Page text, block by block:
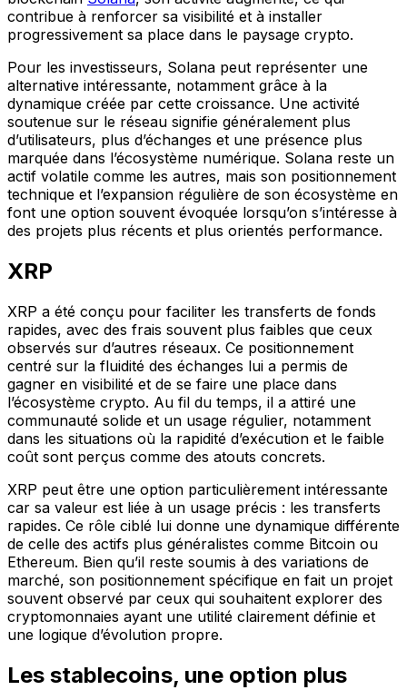
contribue à renforcer sa visibilité et à installer
progressivement sa place dans le paysage crypto.
Pour les investisseurs, Solana peut représenter une
alternative intéressante, notamment grâce à la
dynamique créée par cette croissance. Une activité
soutenue sur le réseau signifie généralement plus
d’utilisateurs, plus d’échanges et une présence plus
marquée dans l’écosystème numérique. Solana reste un
actif volatile comme les autres, mais son positionnement
technique et l’expansion régulière de son écosystème en
font une option souvent évoquée lorsqu’on s’intéresse à
des projets plus récents et plus orientés performance.
XRP
XRP a été conçu pour faciliter les transferts de fonds
rapides, avec des frais souvent plus faibles que ceux
observés sur d’autres réseaux. Ce positionnement
centré sur la fluidité des échanges lui a permis de
gagner en visibilité et de se faire une place dans
l’écosystème crypto. Au fil du temps, il a attiré une
communauté solide et un usage régulier, notamment
dans les situations où la rapidité d’exécution et le faible
coût sont perçus comme des atouts concrets.
XRP peut être une option particulièrement intéressante
car sa valeur est liée à un usage précis : les transferts
rapides. Ce rôle ciblé lui donne une dynamique différente
de celle des actifs plus généralistes comme Bitcoin ou
Ethereum. Bien qu’il reste soumis à des variations de
marché, son positionnement spécifique en fait un projet
souvent observé par ceux qui souhaitent explorer des
cryptomonnaies ayant une utilité clairement définie et
une logique d’évolution propre.
Les stablecoins, une option plus